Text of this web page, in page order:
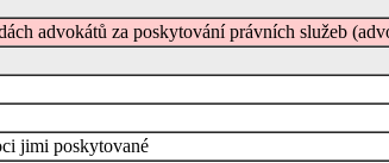
advokátů za poskytování právních služeb
jimi poskytované